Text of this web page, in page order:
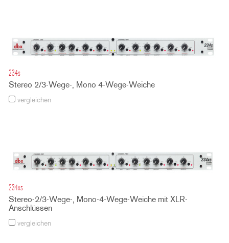
234s
Stereo 2/3-Wege-, Mono 4-Wege-Weiche
vergleichen
234xs
Stereo-2/3-Wege-, Mono-4-Wege-Weiche mit XLR-
Anschlüssen
vergleichen